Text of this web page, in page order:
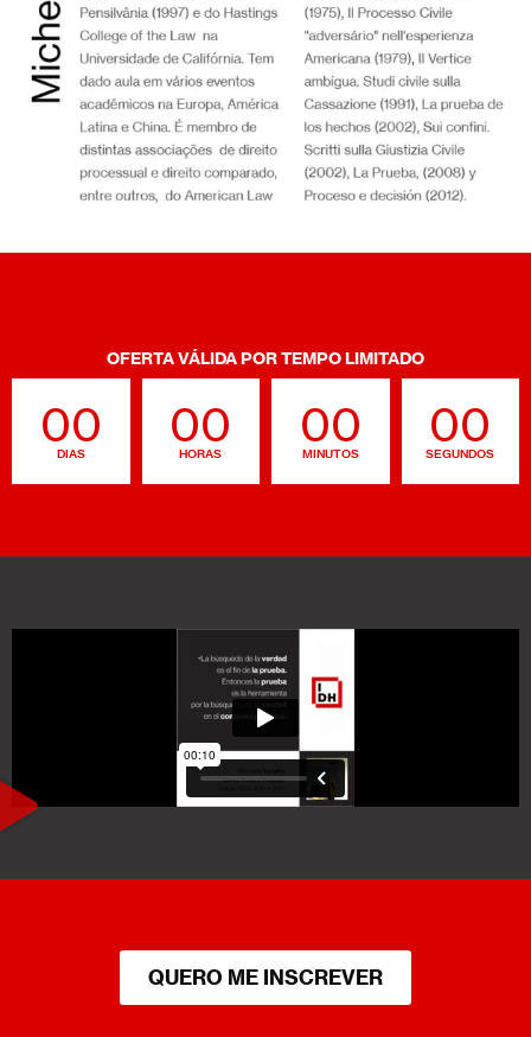
OFERTA VÁLIDA POR TEMPO LIMITADO
00
DIAS
00
HORAS
00
MINUTOS
00
SEGUNDOS
QUERO ME INSCREVER